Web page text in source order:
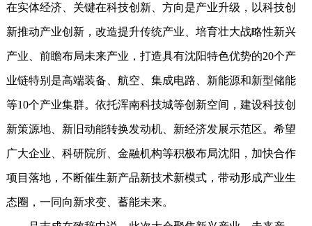
在实体经济、关键在科技创新、方向是产业升级，以科技创
新推动产业创新，改造提升传统产业、培育壮大战略性新兴
产业、前瞻布局未来产业，打造具有沈阳特色优势的20个产
业链特别是高端装备、航空、集成电路、新能源和新型储能
等10个产业集群。依托浑南科技城等创新空间，建设科技创
新策源地、新旧动能转换发动机、新经济发展示范区。希望
广大企业、科研院所、金融机构等积极布局沈阳，加快合作
项目落地，不断催生新产品新技术新模式，带动形成产业生
态圈，一同向新求变、蓄能未来。